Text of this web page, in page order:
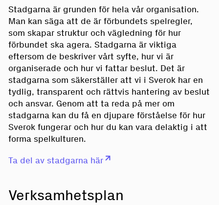
Stadgarna är grunden för hela vår organisation.
Man kan säga att de är förbundets spelregler,
som skapar struktur och vägledning för hur
förbundet ska agera. Stadgarna är viktiga
eftersom de beskriver vårt syfte, hur vi är
organiserade och hur vi fattar beslut. Det är
stadgarna som säkerställer att vi i Sverok har en
tydlig, transparent och rättvis hantering av beslut
och ansvar. Genom att ta reda på mer om
stadgarna kan du få en djupare förståelse för hur
Sverok fungerar och hur du kan vara delaktig i att
forma spelkulturen.
Ta del av stadgarna här
Verksamhetsplan